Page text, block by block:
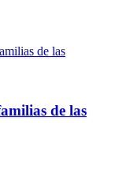
de las